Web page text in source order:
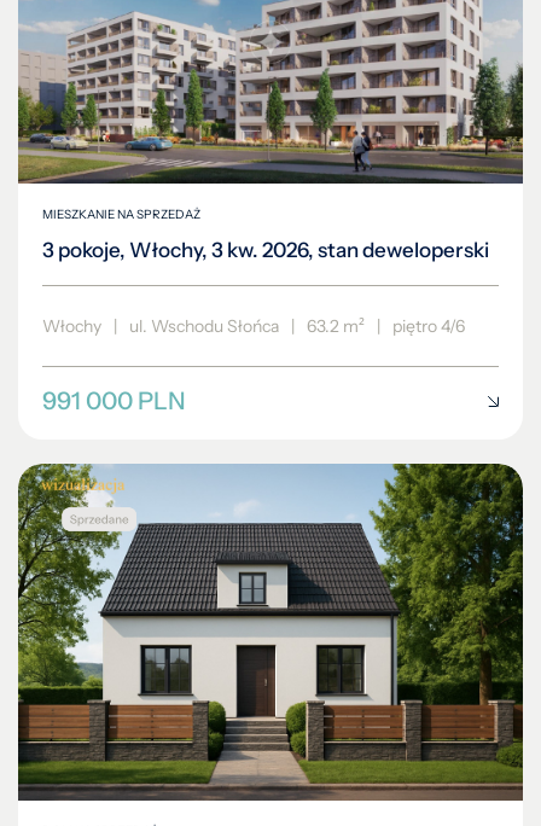
MIESZKANIE NA SPRZEDAŻ
3 pokoje, Włochy, 3 kw. 2026, stan deweloperski
Włochy ul. Wschodu Słońca 63.2 m² piętro 4/6
991 000 PLN